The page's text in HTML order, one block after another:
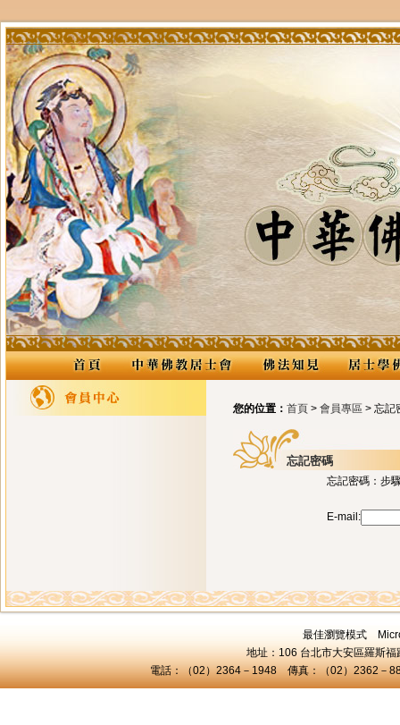
您的位置： 首頁 > 會員專區 > 忘記
忘記密碼
忘記密碼：步
E-mail:
最佳瀏覽模式
地址：106 台北市大安區羅斯
電話：（02）2364－1948 傳真：（02）2362－